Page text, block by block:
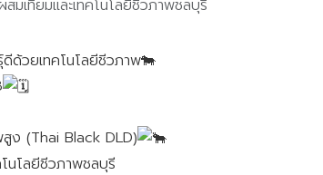
มเทียมและเทคโนโลยีชีวภาพชลบุรี
ด้วยเทคโนโลยีชีวภาพ🐄
ง (Thai Black DLD)
นโลยีชีวภาพชลบุรี